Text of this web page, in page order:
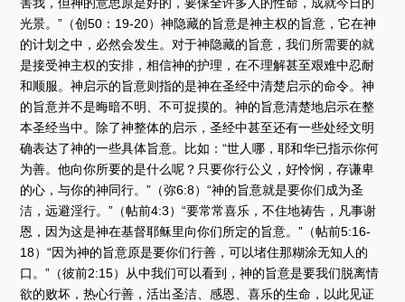
光景。”（创50：19-20）神隐藏的旨意是神主权的旨意，它在神
的计划之中，必然会发生。对于神隐藏的旨意，我们所需要的就
是接受神主权的安排，相信神的护理，在不理解甚至艰难中忍耐
和顺服。神启示的旨意则指的是神在圣经中清楚启示的命令。神
的旨意并不是晦暗不明、不可捉摸的。神的旨意清楚地启示在整
本圣经当中。除了神整体的启示，圣经中甚至还有一些处经文明
确表达了神的一些具体旨意。比如：“世人哪，耶和华已指示你何
为善。他向你所要的是什么呢？只要你行公义，好怜悯，存谦卑
的心，与你的神同行。”（弥6:8）“神的旨意就是要你们成为圣
洁，远避淫行。”（帖前4:3）“要常常喜乐，不住地祷告，凡事谢
恩，因为这是神在基督耶稣里向你们所定的旨意。”（帖前5:16-
18）“因为神的旨意原是要你们行善，可以堵住那糊涂无知人的
口。”（彼前2:15）从中我们可以看到，神的旨意是要我们脱离情
欲的败坏，热心行善，活出圣洁、感恩、喜乐的生命，以此见证